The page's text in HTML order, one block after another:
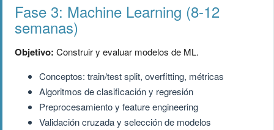
Fase 3: Machine Learning (8-12
semanas)
Objetivo: Construir y evaluar modelos de ML.
Conceptos: train/test split, overfitting, métricas
Algoritmos de clasificación y regresión
Preprocesamiento y feature engineering
Validación cruzada y selección de modelos